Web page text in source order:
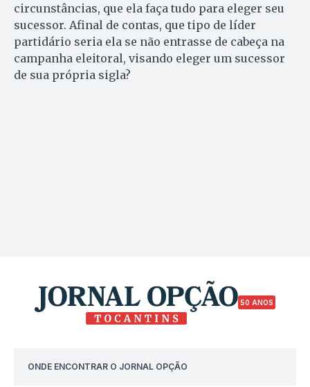
circunstâncias, que ela faça tudo para eleger seu
sucessor. Afinal de contas, que tipo de líder
partidário seria ela se não entrasse de cabeça na
campanha eleitoral, visando eleger um sucessor
de sua própria sigla?
50 ANOS
ONDE ENCONTRAR O JORNAL OPÇÃO